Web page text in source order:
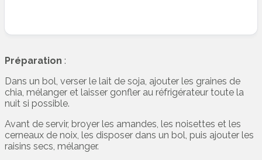
Préparation :
Dans un bol, verser le lait de soja, ajouter les graines de
chia, mélanger et laisser gonfler au réfrigérateur toute la
nuit si possible.
Avant de servir, broyer les amandes, les noisettes et les
cerneaux de noix, les disposer dans un bol, puis ajouter les
raisins secs, mélanger.